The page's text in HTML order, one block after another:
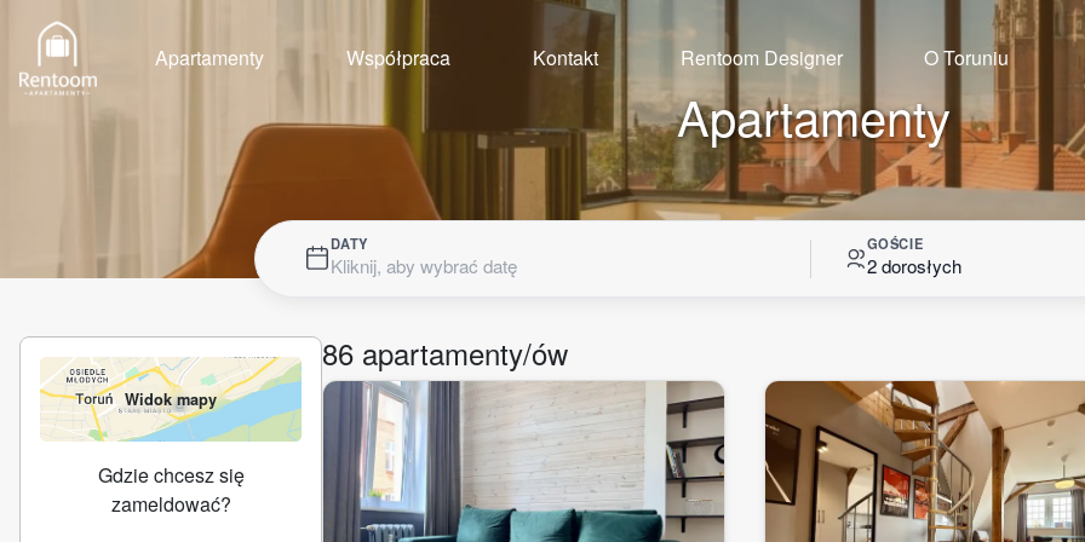
Apartamenty Współpraca Kontakt Rentoom Designer O Toruniu
Apartamenty
DATY
Kliknij, aby wybrać datę
GOŚCIE
2 dorosłych
Widok mapy
Gdzie chcesz się
zameldować?
86 apartamenty/ów